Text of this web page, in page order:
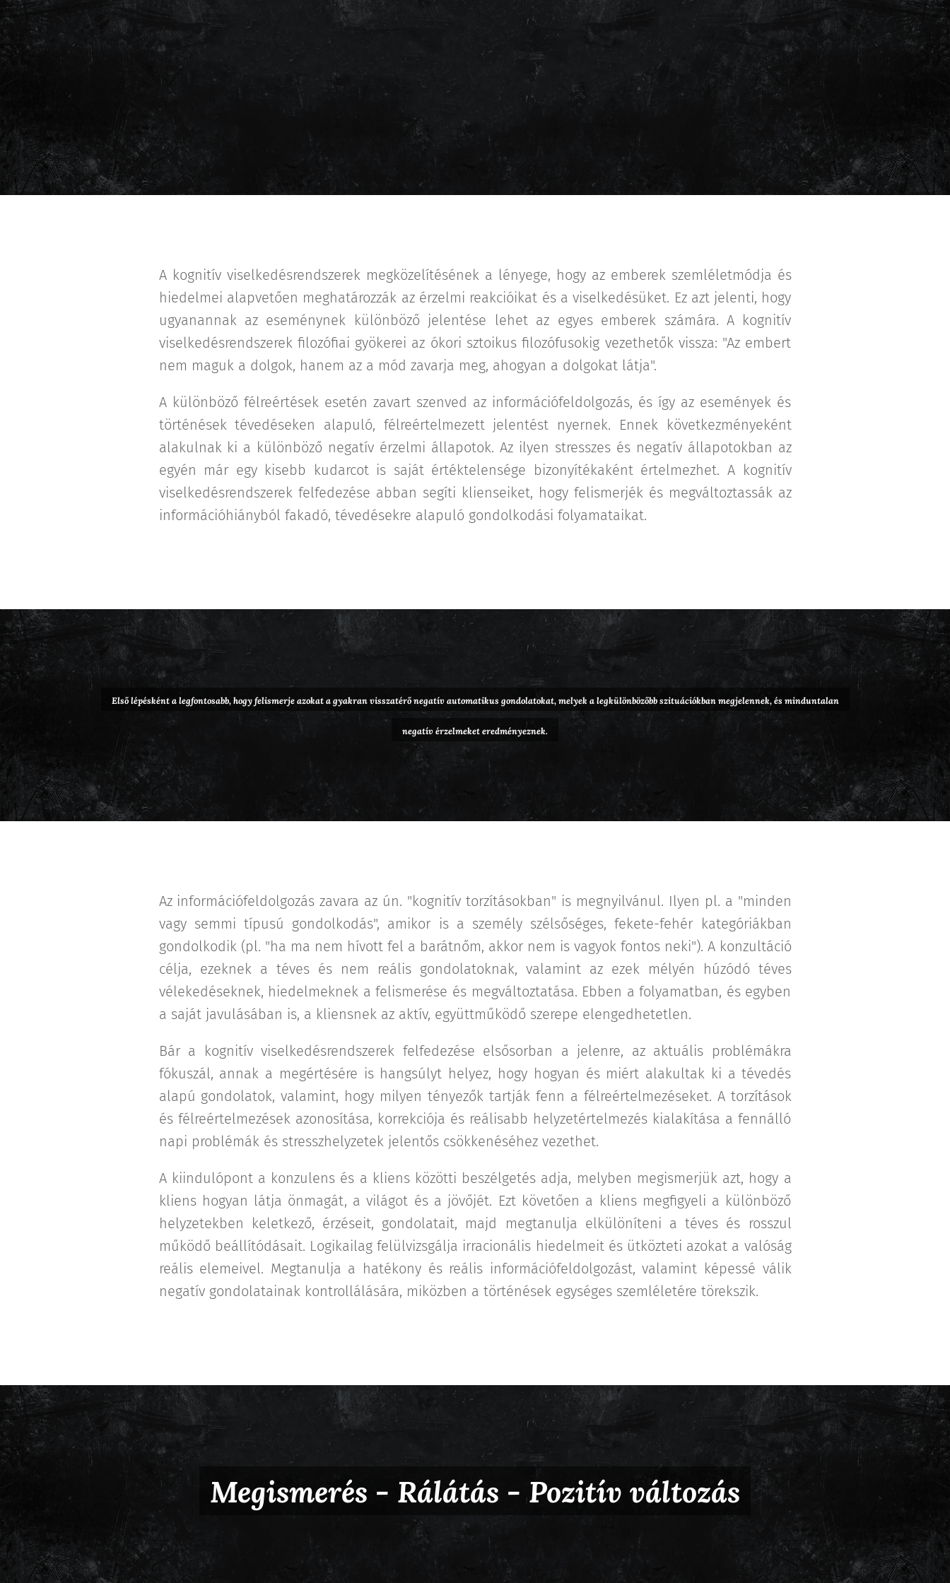
A kognitív viselkedésrendszerek megközelítésének a lényege, hogy az emberek szemléletmódja és
hiedelmei alapvetően meghatározzák az érzelmi reakcióikat és a viselkedésüket. Ez azt jelenti, hogy
ugyanannak az eseménynek különböző jelentése lehet az egyes emberek számára. A kognitív
viselkedésrendszerek filozófiai gyökerei az ókori sztoikus filozófusokig vezethetők vissza: "Az embert
nem maguk a dolgok, hanem az a mód zavarja meg, ahogyan a dolgokat látja".
A különböző félreértések esetén zavart szenved az információfeldolgozás, és így az események és
történések tévedéseken alapuló, félreértelmezett jelentést nyernek. Ennek következményeként
alakulnak ki a különböző negatív érzelmi állapotok. Az ilyen stresszes és negatív állapotokban az
egyén már egy kisebb kudarcot is saját értéktelensége bizonyítékaként értelmezhet. A kognitív
viselkedésrendszerek felfedezése abban segíti klienseiket, hogy felismerjék és megváltoztassák az
információhiányból fakadó, tévedésekre alapuló gondolkodási folyamataikat.
Első lépésként a legfontosabb, hogy felismerje azokat a gyakran visszatérő negatív automatikus gondolatokat, melyek a legkülönbözőbb szituációkban megjelennek, és minduntalan
negatív érzelmeket eredményeznek.
Az információfeldolgozás zavara az ún. "kognitív torzításokban" is megnyilvánul. Ilyen pl. a "minden
vagy semmi típusú gondolkodás", amikor is a személy szélsőséges, fekete-fehér kategóriákban
gondolkodik (pl. "ha ma nem hívott fel a barátnőm, akkor nem is vagyok fontos neki"). A konzultáció
célja, ezeknek a téves és nem reális gondolatoknak, valamint az ezek mélyén húzódó téves
vélekedéseknek, hiedelmeknek a felismerése és megváltoztatása. Ebben a folyamatban, és egyben
a saját javulásában is, a kliensnek az aktív, együttműködő szerepe elengedhetetlen.
Bár a kognitív viselkedésrendszerek felfedezése elsősorban a jelenre, az aktuális problémákra
fókuszál, annak a megértésére is hangsúlyt helyez, hogy hogyan és miért alakultak ki a tévedés
alapú gondolatok, valamint, hogy milyen tényezők tartják fenn a félreértelmezéseket. A torzítások
és félreértelmezések azonosítása, korrekciója és reálisabb helyzetértelmezés kialakítása a fennálló
napi problémák és stresszhelyzetek jelentős csökkenéséhez vezethet.
A kiindulópont a konzulens és a kliens közötti beszélgetés adja, melyben megismerjük azt, hogy a
kliens hogyan látja önmagát, a világot és a jövőjét. Ezt követően a kliens megfigyeli a különböző
helyzetekben keletkező, érzéseit, gondolatait, majd megtanulja elkülöníteni a téves és rosszul
működő beállítódásait. Logikailag felülvizsgálja irracionális hiedelmeit és ütközteti azokat a valóság
reális elemeivel. Megtanulja a hatékony és reális információfeldolgozást, valamint képessé válik
negatív gondolatainak kontrollálására, miközben a történések egységes szemléletére törekszik.
Megismerés - Rálátás - Pozitív változás